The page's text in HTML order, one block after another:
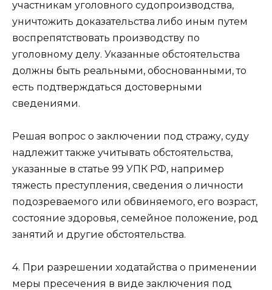
участникам уголовного судопроизводства,
уничтожить доказательства либо иным путем
воспрепятствовать производству по
уголовному делу. Указанные обстоятельства
должны быть реальными, обоснованными, то
есть подтверждаться достоверными
сведениями.
Решая вопрос о заключении под стражу, суду
надлежит также учитывать обстоятельства,
указанные в статье 99 УПК РФ, например
тяжесть преступления, сведения о личности
подозреваемого или обвиняемого, его возраст,
состояние здоровья, семейное положение, род
занятий и другие обстоятельства.
4. При разрешении ходатайства о применении
меры пресечения в виде заключения под